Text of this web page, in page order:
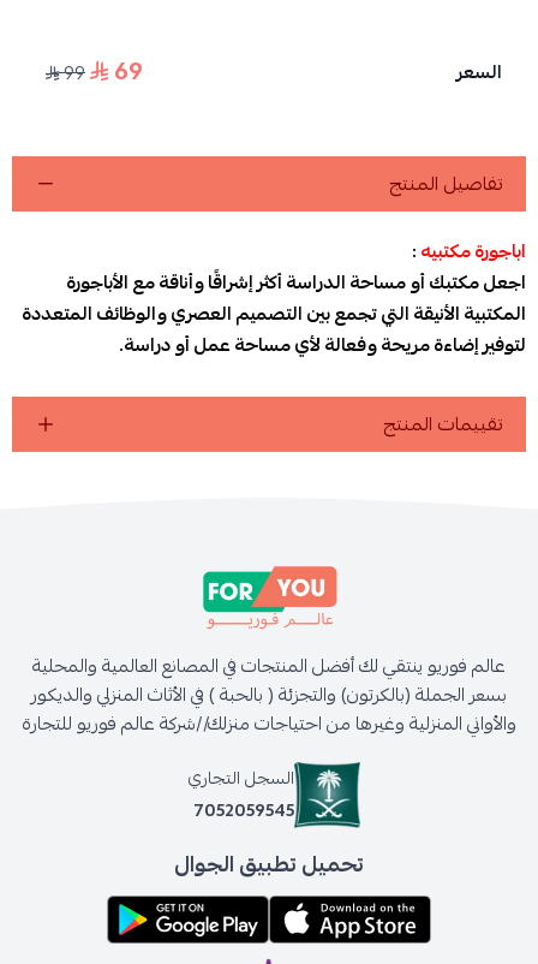
السعر 69
99
تفاصيل المنتج
اباجورة مكتبيه:
اجعل مكتبك أو مساحة الدراسة أكثر إشراقًا وأناقة مع الأباجورة
المكتبية الأنيقة التي تجمع بين التصميم العصري والوظائف المتعددة
لتوفير إضاءة مريحة وفعالة لأي مساحة عمل أو دراسة.
تقييمات المنتج
عالم فوريو ينتقي لك أفضل المنتجات في المصانع العالمية والمحلية
بسعر الجملة (بالكرتون) والتجزئة ( بالحبة ) في الأثاث المنزلي والديكور
والأواني المنزلية وغيرها من احتياجات منزلك//شركة عالم فوريو للتجارة
السجل التجاري
7052059545
تحميل تطبيق الجوال